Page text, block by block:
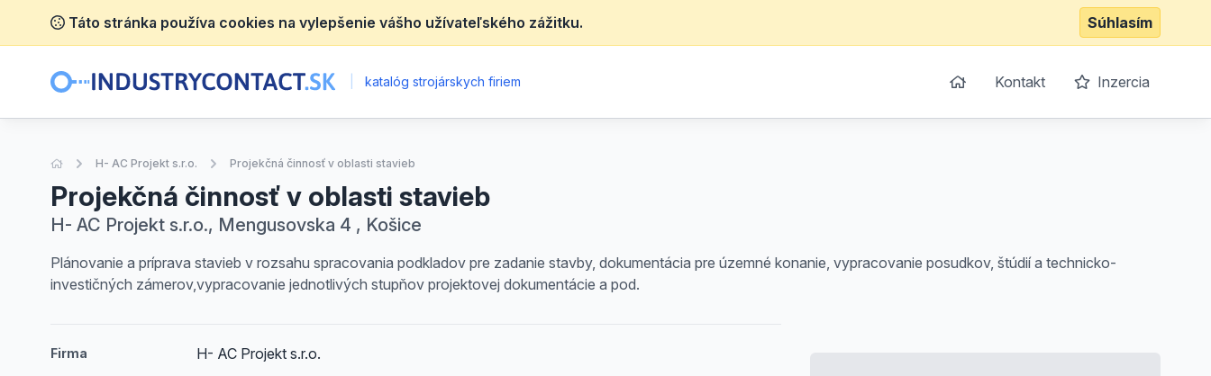
Táto stránka používa cookies na vylepšenie vášho užívateľského zážitku. Súhlasím
katalóg strojárskych firiem Kontakt Inzercia
Úvodná stránka
H- AC Projekt s.r.o. Projekčná činnosť v oblasti stavieb
Projekčná činnosť v oblasti stavieb
H- AC Projekt s.r.o., Mengusovska 4 , Košice
Plánovanie a príprava stavieb v rozsahu spracovania podkladov pre zadanie stavby, dokumentácia pre územné konanie, vypracovanie posudkov, štúdií a technicko-
investičných zámerov,vypracovanie jednotlivých stupňov projektovej dokumentácie a pod.
Firma H- AC Projekt s.r.o.